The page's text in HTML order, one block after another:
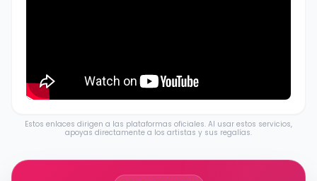
Estos enlaces dirigen a las plataformas oficiales. Al usar estos servicios,
apoyas directamente a los artistas y sus regalías.